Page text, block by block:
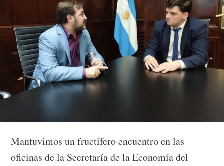
Mantuvimos un fructífero encuentro en las
oficinas de la Secretaría de la Economía del